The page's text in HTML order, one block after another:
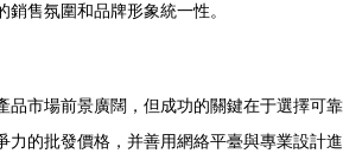
售氛圍和品牌形象統一性。
品市場前景廣闊，但成功的關鍵在于選擇可靠
力的批發價格，并善用網絡平臺與專業設計進